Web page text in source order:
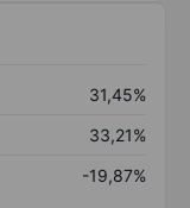
31,45%
33,21%
-19,87%